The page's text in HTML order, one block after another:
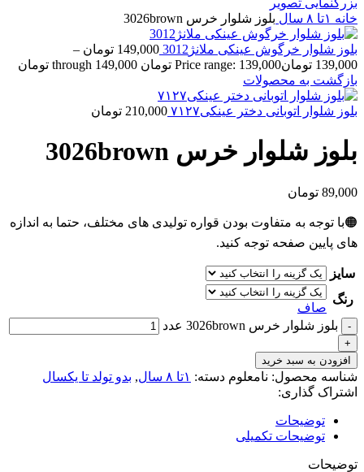
بزرگنمایی تصویر
خانه ۱تا ۸ سال بلوز شلوار خرس 3026brown
بلوز شلوار خرگوش عینکی ملانژ3012 149,000 تومان –
139,000 تومانPrice range: 139,000 تومان through 149,000 تومان
بازگشت به محصولات
بلوز شلوار اتوبانی دختر عینکی۷۱۲۷ 210,000 تومان
بلوز شلوار خرس 3026brown
89,000 تومان
🟠با توجه به متفاوت بودن قواره تولیدی های مختلف، حتما به اندازه
های پایین صفحه توجه کنید.
سایز
رنگ
صاف
بلوز شلوار خرس 3026brown عدد
افزودن به سبد خرید
شناسه محصول: نامعلوم دسته: ۱تا ۸ سال , بدو تولد تا یکسال
اشتراک گذاری:
توضیحات
توضیحات تکمیلی
توضیحات